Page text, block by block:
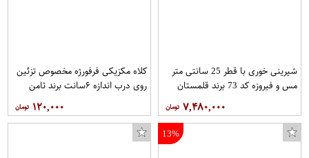
شیرینی خوری با قطر 25 سانتی متر
مس و فیروزه کد 73 برند قلمستان
۷,۴۸۰,۰۰۰
کلاه مکزیکی فرفورژه مخصوص تزئین
روی درب اندازه ۶سانت برند ثامن
۱۲۰,۰۰۰
13%